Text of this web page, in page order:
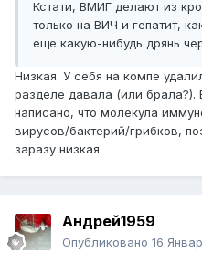
Кстати, ВМИГ делают из
только на ВИЧ и гепатит,
еще какую-нибудь дрянь
Низкая. У себя на компе
разделе давала (или брала?).
написано, что молекула
вирусов/бактерий/грибков,
заразу низкая.
Андрей1959
Опубликовано 16